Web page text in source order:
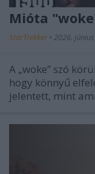
Mióta
StarTrekker • 2026. június
A „woke” szó
hogy könnyű
jelentett, mint